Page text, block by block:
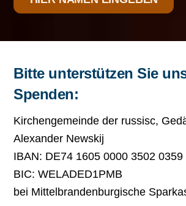
Bitte unterstützen Sie
Spenden:
Kirchengemeinde der russisc,
Alexander Newskij
IBAN: DE74 1605 0000 3502 0359
BIC: WELADED1PMB
bei Mittelbrandenburgische